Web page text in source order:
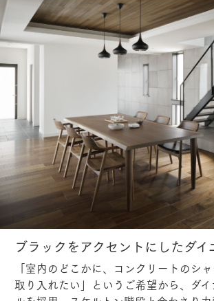
ブラックをアクセントにしたダイ
「室内のどこかに、コンクリートのシ
取り入れたい」というご希望から、ダイ